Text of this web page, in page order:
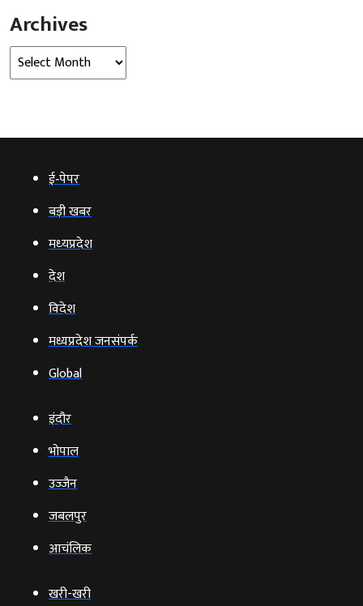
Archives
Archives
ई‑पेपर
बड़ी खबर
मध्‍यप्रदेश
देश
विदेश
मध्यप्रदेश जनसंपर्क
Global
इंदौर
भोपाल
उज्‍जैन
जबलपुर
आचंलिक
खरी-खरी